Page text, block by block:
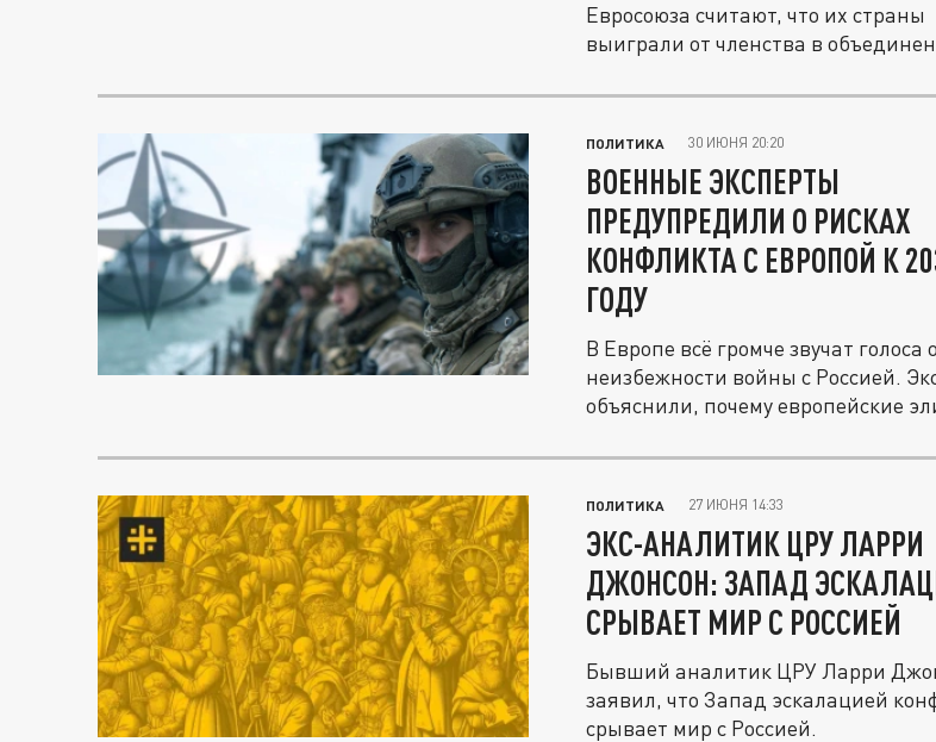
Евросоюза считают, что их страны
выиграли от членства в
ПОЛИТИКА 30 ИЮНЯ 20:20
ВОЕННЫЕ ЭКСПЕРТЫ
ПРЕДУПРЕДИЛИ О РИСКАХ
КОНФЛИКТА С ЕВРОПОЙ К
ГОДУ
В Европе всё громче звучат голоса о
неизбежности войны с Россией.
объяснили, почему европейские
ПОЛИТИКА 27 ИЮНЯ 14:33
ЭКС-АНАЛИТИК ЦРУ ЛАРРИ
ДЖОНСОН: ЗАПАД
СРЫВАЕТ МИР С РОССИЕЙ
Бывший аналитик ЦРУ Ларри
заявил, что Запад эскалацией
срывает мир с Россией.